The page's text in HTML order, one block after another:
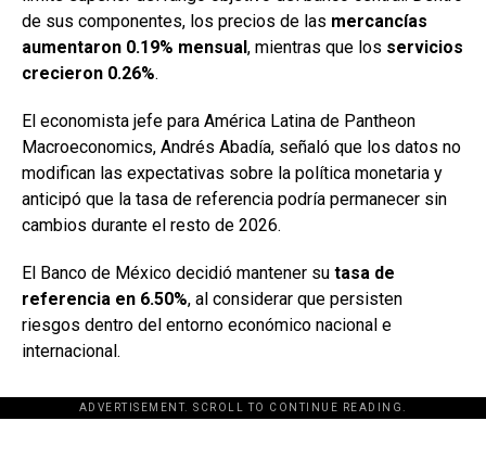
de sus componentes, los precios de las mercancías
aumentaron 0.19% mensual, mientras que los servicios
crecieron 0.26%.
El economista jefe para América Latina de Pantheon
Macroeconomics, Andrés Abadía, señaló que los datos no
modifican las expectativas sobre la política monetaria y
anticipó que la tasa de referencia podría permanecer sin
cambios durante el resto de 2026.
El Banco de México decidió mantener su tasa de
referencia en 6.50%, al considerar que persisten
riesgos dentro del entorno económico nacional e
internacional.
ADVERTISEMENT. SCROLL TO CONTINUE READING.
[adsforwp id="243463"]